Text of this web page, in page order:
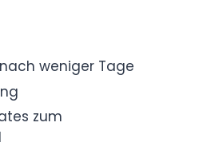
weniger Tage
zum